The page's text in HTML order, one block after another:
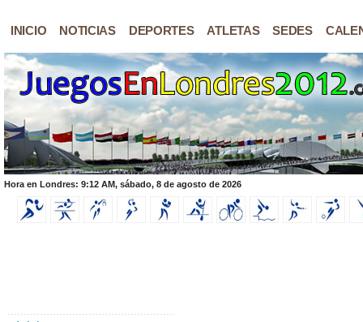
INICIO NOTICIAS DEPORTES ATLETAS SEDES
Hora en Londres: 9:12 AM, sábado, 8 de agosto de 2026